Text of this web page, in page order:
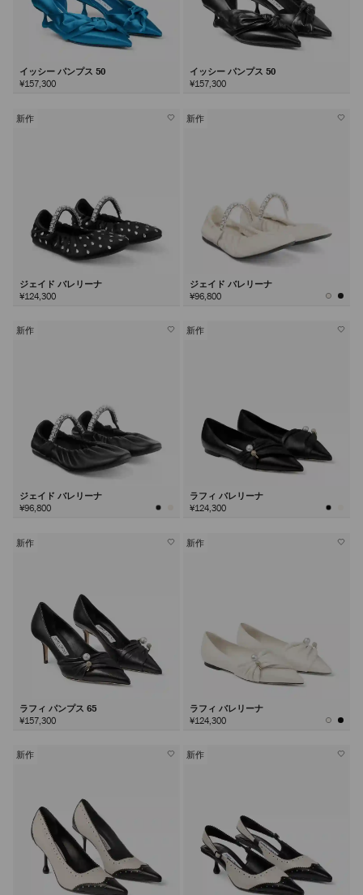
イッシー パンプス 50
¥157,300
イッシー パンプス 50
¥157,300
新作
ジェイド バレリーナ
¥124,300
新作
ジェイド バレリーナ
¥96,800
新作
ジェイド バレリーナ
¥96,800
新作
ラフィ バレリーナ
¥124,300
新作
ラフィ パンプス 65
¥157,300
新作
ラフィ バレリーナ
¥124,300
新作 新作